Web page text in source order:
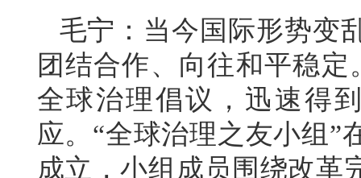
毛宁：当今国际形势变
团结合作、向往和平稳
全球治理倡议，迅速得
应。“全球治理之友小组”
成立，小组成员围绕改革